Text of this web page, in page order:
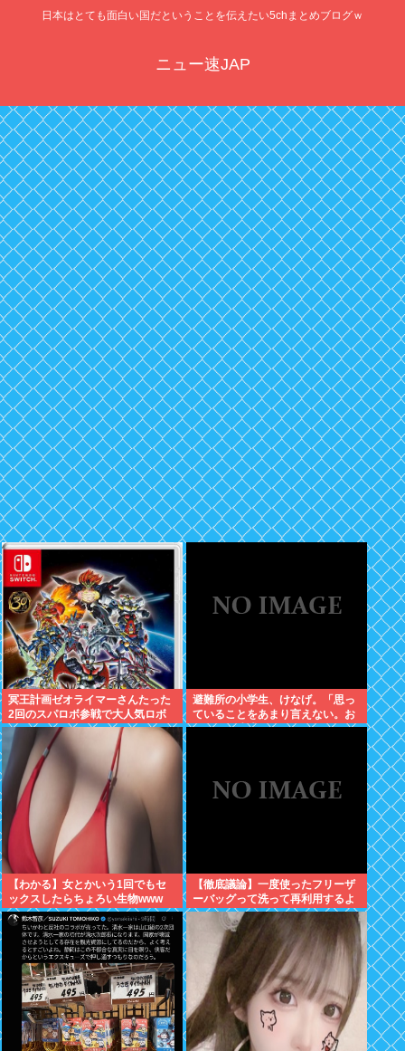
日本はとても面白い国だということを伝えたい5chまとめブログｗ
ニュー速JAP
冥王計画ゼオライマーさんたった
2回のスパロボ参戦で大人気ロボ
作品にwww
避難所の小学生、けなげ。「思っ
ていることをあまり言えない。お
母さんに迷惑かけるから」
【わかる】女とかいう1回でもセ
ックスしたらちょろい生物www
【徹底議論】一度使ったフリーザ
ーバッグって洗って再利用するよ
な？